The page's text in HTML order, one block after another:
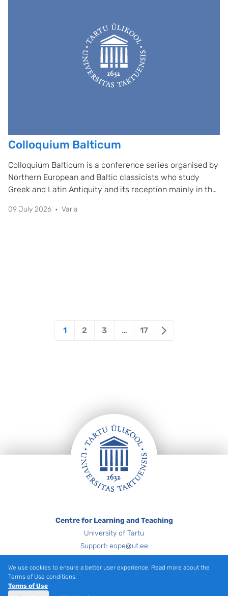
Colloquium Balticum
Colloquium Balticum is a conference series organised by
Northern European and Baltic classicists who study
Greek and Latin Antiquity and its reception mainly in the
09 July 2026 Varia
1 2 3 … 17
Centre for Learning and Teaching
University of Tartu
Support: eope@ut.ee
We use cookies to ensure a better user experience. Read more about the
Terms of Use conditions.
Terms of Use